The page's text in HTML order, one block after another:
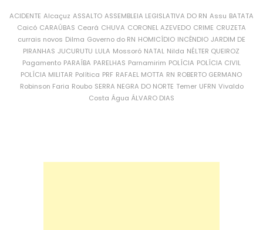
ACIDENTE Alcaçuz ASSALTO ASSEMBLEIA LEGISLATIVA DO RN Assu BATATA
Caicó CARAÚBAS Ceará CHUVA CORONEL AZEVEDO CRIME CRUZETA
currais novos Dilma Governo do RN HOMICÍDIO INCÊNDIO JARDIM DE
PIRANHAS JUCURUTU LULA Mossoró NATAL Nilda NÉLTER QUEIROZ
Pagamento PARAÍBA PARELHAS Parnamirim POLÍCIA POLÍCIA CIVIL
POLÍCIA MILITAR Política PRF RAFAEL MOTTA RN ROBERTO GERMANO
Robinson Faria Roubo SERRA NEGRA DO NORTE Temer UFRN Vivaldo
Costa Água ÁLVARO DIAS